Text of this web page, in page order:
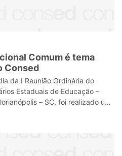
Comum é tema
Consed
da I Reunião Ordinária do
Estaduais de Educação –
– SC, foi realizado um